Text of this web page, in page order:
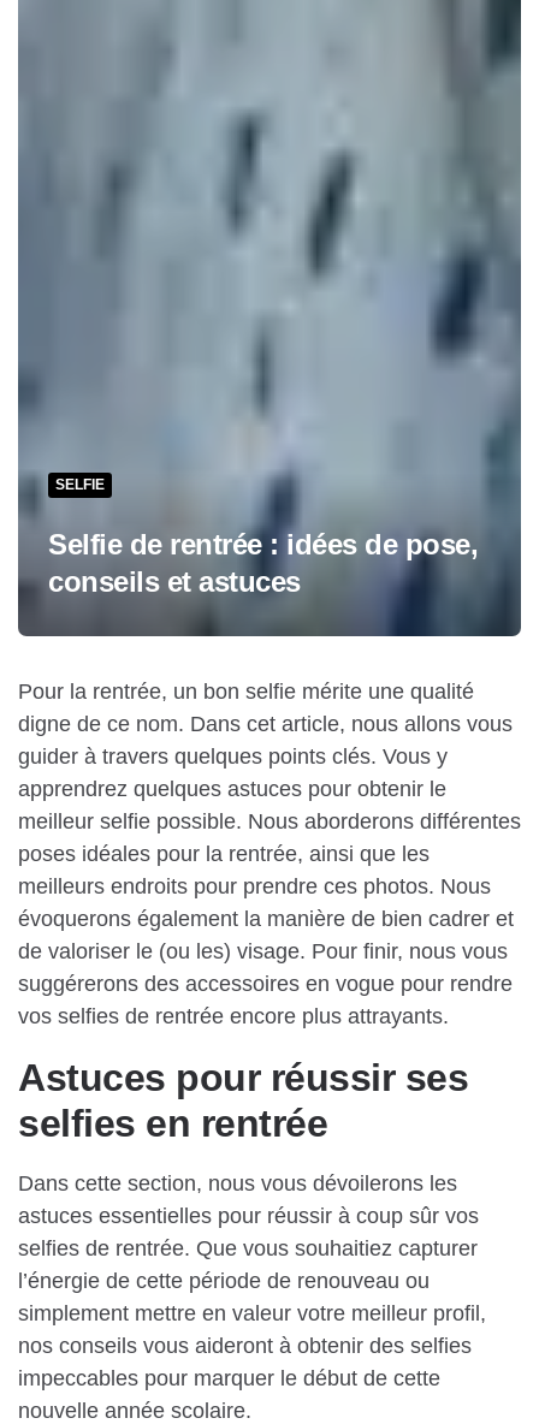
SELFIE
Selfie de rentrée : idées de pose,
conseils et astuces
Pour la rentrée, un bon selfie mérite une qualité
digne de ce nom. Dans cet article, nous allons vous
guider à travers quelques points clés. Vous y
apprendrez quelques astuces pour obtenir le
meilleur selfie possible. Nous aborderons différentes
poses idéales pour la rentrée, ainsi que les
meilleurs endroits pour prendre ces photos. Nous
évoquerons également la manière de bien cadrer et
de valoriser le (ou les) visage. Pour finir, nous vous
suggérerons des accessoires en vogue pour rendre
vos selfies de rentrée encore plus attrayants.
Astuces pour réussir ses
selfies en rentrée
Dans cette section, nous vous dévoilerons les
astuces essentielles pour réussir à coup sûr vos
selfies de rentrée. Que vous souhaitiez capturer
l’énergie de cette période de renouveau ou
simplement mettre en valeur votre meilleur profil,
nos conseils vous aideront à obtenir des selfies
impeccables pour marquer le début de cette
nouvelle année scolaire.